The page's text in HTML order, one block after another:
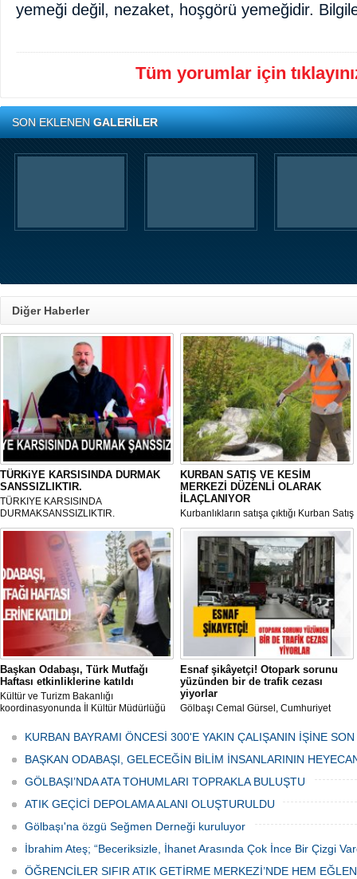
yemeği değil, nezaket, hoşgörü yemeğidir.
Tüm yorumlar için
SON EKLENENGALERİLER
Diğer Haberler
TÜRKiYE KARSISINDA DURMAK
SANSSIZLIKTIR.
TÜRKIYE KARSISINDA
DURMAKSANSSIZLIKTIR.
KURBAN SATIŞ VE KESİM
MERKEZİ DÜZENLİ OLARAK
İLAÇLANIYOR
Kurbanlıkların satışa çıktığı Kurban Satış
ve Kesim Merkezi, haşere ve
mikropların önüne geçilmesi amacıyla
her gün Gölbaşı Belediyesi ekipleri
tarafından düzenli olarak ilaçlanıyor.
Başkan Odabaşı, Türk Mutfağı
Haftası etkinliklerine katıldı
Kültür ve Turizm Bakanlığı
koordinasyonunda İl Kültür Müdürlüğü
Haftası" etkinlikleri Ankara'da devam
ediyor.
Esnaf şikâyetçi! Otopark sorunu
yüzünden bir de trafik cezası
yiyorlar
Gölbaşı Cemal Gürsel, Cumhuriyet
bulunan esnaf ve alışverişe gelen
vatandaşlar park cezaları yüzünden
canından bezdi.
KURBAN BAYRAMI ÖNCESİ 300'E YAKIN ÇALIŞANIN İŞİNE
BAŞKAN ODABAŞI, GELECEĞİN BİLİM İNSANLARININ
GÖLBAŞI’NDA ATA TOHUMLARI TOPRAKLA BULUŞTU
ATIK GEÇİCİ DEPOLAMA ALANI OLUŞTURULDU
Gölbaşı'na özgü Seğmen Derneği kuruluyor
İbrahim Ateş; “Beceriksizle, İhanet Arasında Çok İnce Bir Çizgi
ÖĞRENCİLER SIFIR ATIK GETİRME MERKEZİ’NDE HEM